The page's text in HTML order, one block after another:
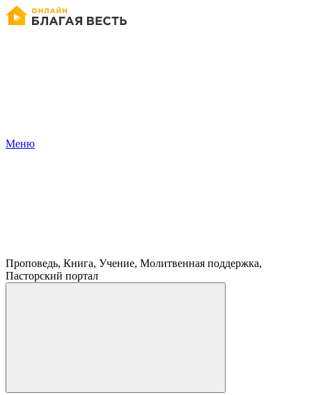
Меню
Проповедь, Книга, Учение, Молитвенная поддержка,
Пасторский портал